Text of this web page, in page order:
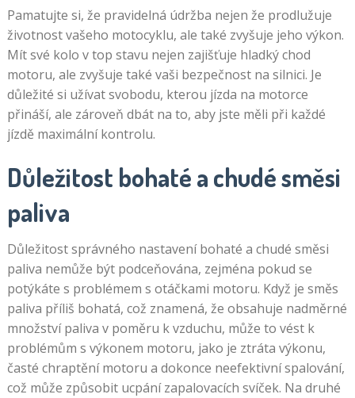
Pamatujte si, že pravidelná údržba nejen že prodlužuje
životnost vašeho motocyklu, ale také zvyšuje jeho výkon.
Mít své kolo v top stavu nejen zajišťuje hladký chod
motoru, ale zvyšuje také vaši bezpečnost na silnici. Je
důležité si užívat svobodu, kterou jízda na motorce
přináší, ale zároveň dbát na to, aby jste měli při každé
jízdě maximální kontrolu.
Důležitost bohaté a chudé směsi
paliva
Důležitost správného nastavení bohaté a chudé směsi
paliva nemůže být podceňována, zejména pokud se
potýkáte s problémem s otáčkami motoru. Když je směs
paliva příliš bohatá, což znamená, že obsahuje nadměrné
množství paliva v poměru k vzduchu, může to vést k
problémům s výkonem motoru, jako je ztráta výkonu,
časté chraptění motoru a dokonce neefektivní spalování,
což může způsobit ucpání zapalovacích svíček. Na druhé